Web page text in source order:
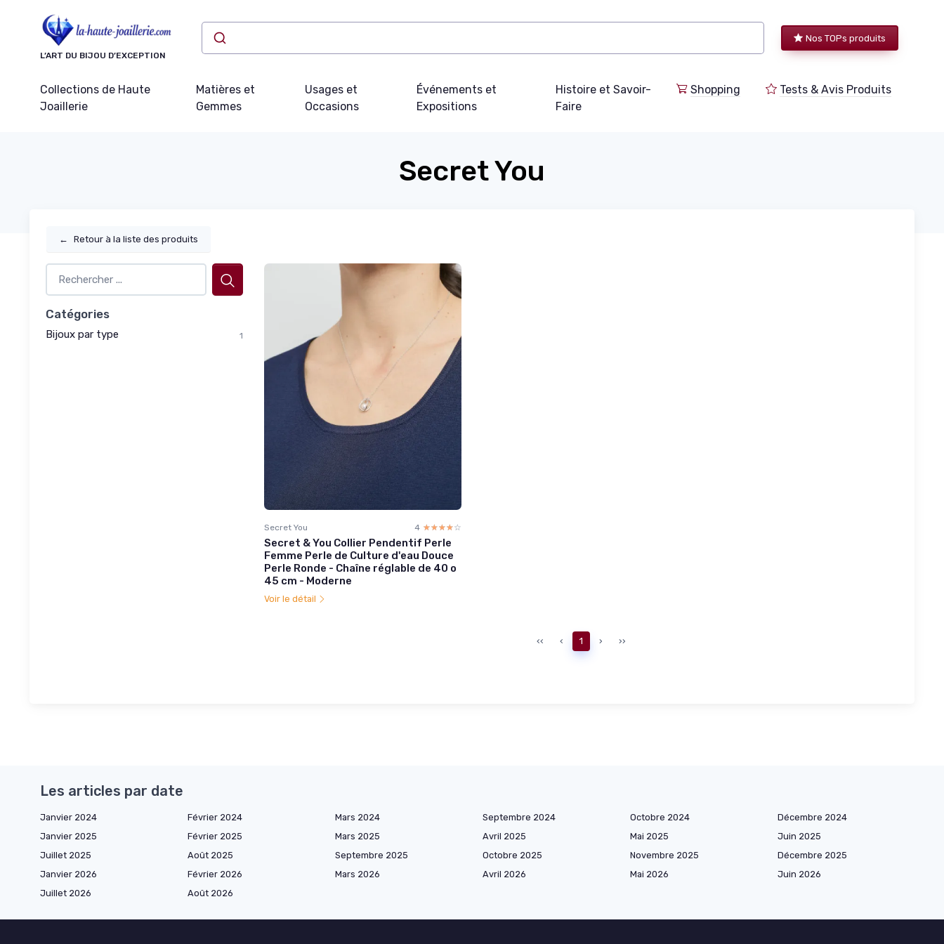
L’ART DU BIJOU D’EXCEPTION
Nos TOPs produits
Collections de Haute
Joaillerie
Matières et
Gemmes
Usages et
Occasions
Événements et
Expositions
Histoire et Savoir-
Faire
Shopping Tests & Avis Produits
Secret You
← Retour à la liste des produits
Catégories
Bijoux par type 1
Secret You 4 ☆☆☆☆☆
★★★★★
Secret & You Collier Pendentif Perle
Femme Perle de Culture d'eau Douce
Perle Ronde - Chaîne réglable de 40 o
45 cm - Moderne
Voir le détail
‹‹ ‹ 1 › ››
Les articles par date
Janvier 2024 Février 2024 Mars 2024 Septembre 2024 Octobre 2024
Décembre 2024
Janvier 2025
Février 2025 Mars 2025 Avril 2025 Mai 2025
Juin 2025
Juillet 2025
Août 2025 Septembre 2025 Octobre 2025 Novembre 2025
Décembre 2025
Janvier 2026
Février 2026 Mars 2026 Avril 2026 Mai 2026
Juin 2026
Juillet 2026
Août 2026